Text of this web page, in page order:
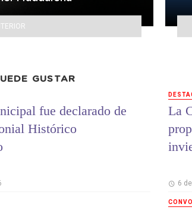
GUSTAR
fue declarado de
Histórico
La
6